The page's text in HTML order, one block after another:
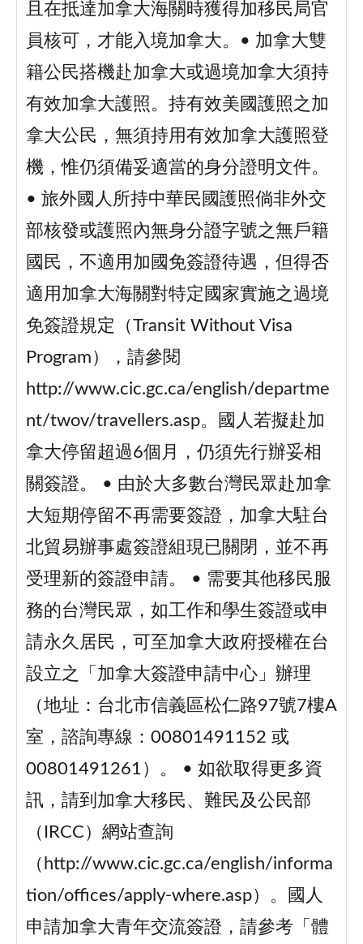
且在抵達加拿大海關時獲得加移民局官
員核可，才能入境加拿大。• 加拿大雙
籍公民搭機赴加拿大或過境加拿大須持
有效加拿大護照。持有效美國護照之加
拿大公民，無須持用有效加拿大護照登
機，惟仍須備妥適當的身分證明文件。
• 旅外國人所持中華民國護照倘非外交
部核發或護照內無身分證字號之無戶籍
國民，不適用加國免簽證待遇，但得否
適用加拿大海關對特定國家實施之過境
免簽證規定（Transit Without Visa
Program），請參閱
http://www.cic.gc.ca/english/departme
nt/twov/travellers.asp。國人若擬赴加
拿大停留超過6個月，仍須先行辦妥相
關簽證。 • 由於大多數台灣民眾赴加拿
大短期停留不再需要簽證，加拿大駐台
北貿易辦事處簽證組現已關閉，並不再
受理新的簽證申請。 • 需要其他移民服
務的台灣民眾，如工作和學生簽證或申
請永久居民，可至加拿大政府授權在台
設立之「加拿大簽證申請中心」辦理
（地址：台北市信義區松仁路97號7樓A
室，諮詢專線：00801491152 或
00801491261）。 • 如欲取得更多資
訊，請到加拿大移民、難民及公民部
（IRCC）網站查詢
（http://www.cic.gc.ca/english/informa
tion/offices/apply-where.asp）。國人
申請加拿大青年交流簽證，請參考「體